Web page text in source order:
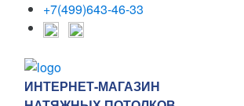
+7(499)643-46-33
ИНТЕРНЕТ-МАГАЗИН